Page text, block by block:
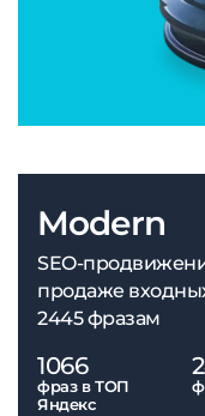
Modern
SEO-
продаже
2445 фразам
1066
фраз в ТОП
Яндекс